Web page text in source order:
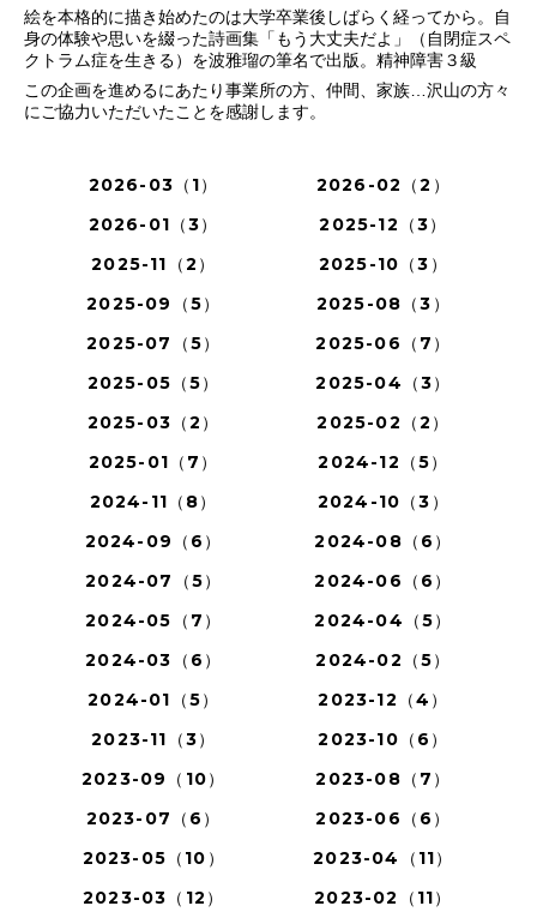
絵を本格的に描き始めたのは大学卒業後しばらく経ってから。自
身の体験や思いを綴った詩画集「もう大丈夫だよ」（自閉症スペ
クトラム症を生きる）を波雅瑠の筆名で出版。精神障害３級
この企画を進めるにあたり事業所の方、仲間、家族…沢山の方々
にご協力いただいたことを感謝します。
2026-03（1）
2026-02（2）
2026-01（3）
2025-12（3）
2025-11（2）
2025-10（3）
2025-09（5）
2025-08（3）
2025-07（5）
2025-06（7）
2025-05（5）
2025-04（3）
2025-03（2）
2025-02（2）
2025-01（7）
2024-12（5）
2024-11（8）
2024-10（3）
2024-09（6）
2024-08（6）
2024-07（5）
2024-06（6）
2024-05（7）
2024-04（5）
2024-03（6）
2024-02（5）
2024-01（5）
2023-12（4）
2023-11（3）
2023-10（6）
2023-09（10）
2023-08（7）
2023-07（6）
2023-06（6）
2023-05（10）
2023-04（11）
2023-03（12）
2023-02（11）